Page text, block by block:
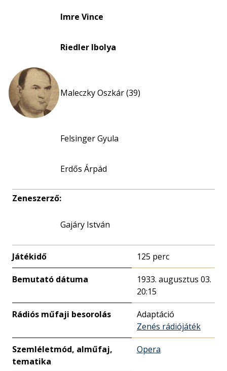
Imre Vince
Riedler Ibolya
Maleczky Oszkár (39)
Felsinger Gyula
Erdős Árpád
Zeneszerző:
Gajáry István
Játékidő 125 perc
Bemutató dátuma
1933. augusztus 03.
20:15
Rádiós műfaji besorolás
Adaptáció
Zenés rádiójáték
Szemléletmód, alműfaj,
tematika
Opera